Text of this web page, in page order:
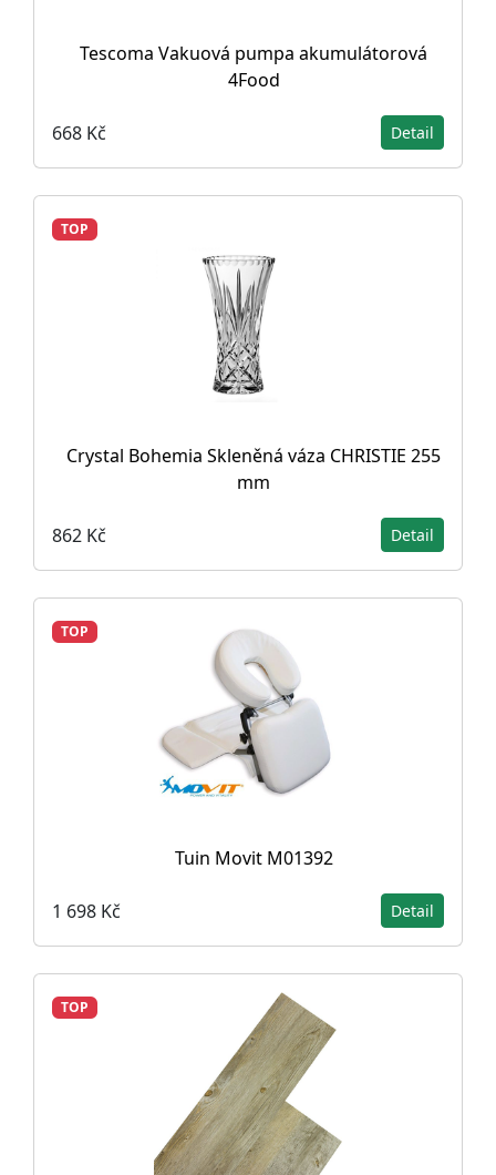
Tescoma Vakuová pumpa akumulátorová
4Food
668 Kč Detail
TOP
Crystal Bohemia Skleněná váza CHRISTIE 255
mm
862 Kč Detail
TOP
Tuin Movit M01392
1 698 Kč Detail
TOP